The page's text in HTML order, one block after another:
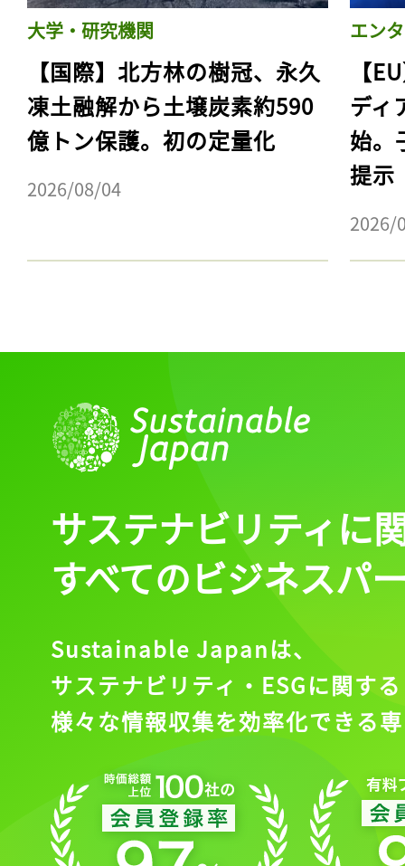
大学・研究機関
【国際】北方林の樹冠、永久
凍土融解から土壌炭素約590
億トン保護。初の定量化
2026/08/04
エン
【
ディ
始。
提示
2026/
記事をお気に入りに
ログインが必
ログイン
会員登録
サステナビリティに
すべてのビジネスパ
Sustainable Japanは、
サステナビリティ・ESGに関する
様々な情報収集を効率化できる